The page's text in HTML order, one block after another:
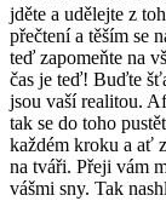
jděte a udělejte z
přečtení a těším se
teď zapomeňte na
čas je teď! Buďte
jsou vaší realitou.
tak se do toho
každém kroku a ať
na tváři. Přeji vám
vášmi sny. Tak